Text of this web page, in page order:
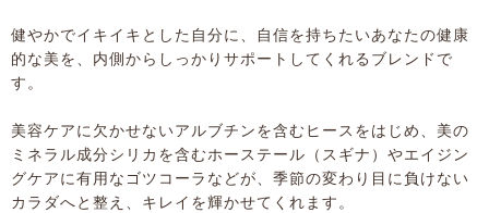
健やかでイキイキとした自分に、自信を持ちたいあなたの健康
的な美を、内側からしっかりサポートしてくれるブレンドで
す。
美容ケアに欠かせないアルブチンを含むヒースをはじめ、美の
ミネラル成分シリカを含むホーステール（スギナ）やエイジン
グケアに有用なゴツコーラなどが、季節の変わり目に負けない
カラダへと整え、キレイを輝かせてくれます。